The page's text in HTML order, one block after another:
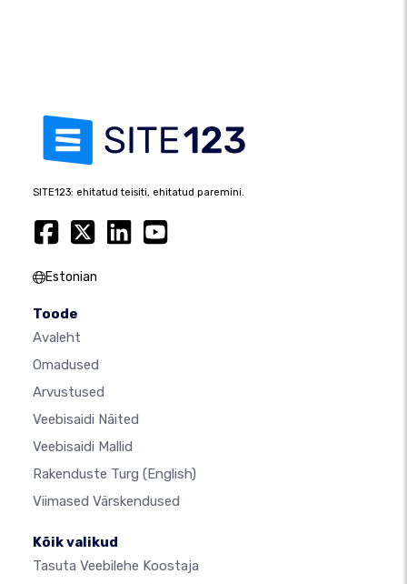
SITE123: ehitatud teisiti, ehitatud paremini.
Estonian
Toode
Avaleht
Omadused
Arvustused
Veebisaidi Näited
Veebisaidi Mallid
Rakenduste Turg (English)
Viimased Värskendused
Kõik valikud
Tasuta Veebilehe Koostaja